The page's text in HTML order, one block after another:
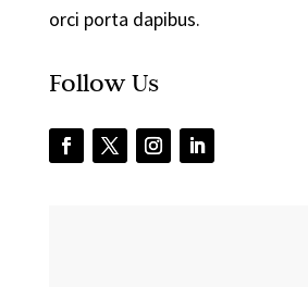
orci porta dapibus.
Follow Us